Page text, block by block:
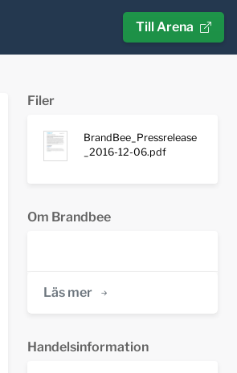
Till Arena
Filer
BrandBee_Pressrelease
_2016-12-06.pdf
Om Brandbee
Läs mer
Handelsinformation